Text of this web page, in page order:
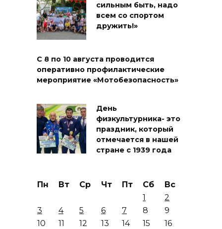
сильным быть, надо
всем со спортом
дружить!»
С 8 по 10 августа проводится
оперативно профилактические
мероприятие «Мотобезопасность»
День
физкультурника- это
праздник, который
отмечается в нашей
стране с 1939 года
Пн Вт Ср Чт Пт Сб
Вс
1
2
3
4 5 6 7 8
9
10
11 12 13 14 15
16